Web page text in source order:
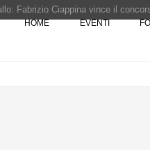
HOME EVENTI
Fabrizio Ciappina vince il
dall'anticipazione del prezzo alla